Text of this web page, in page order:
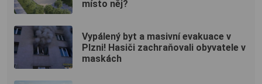
místo něj?
Vypálený byt a masivní evakuace v
Plzni! Hasiči zachraňovali obyvatele v
maskách